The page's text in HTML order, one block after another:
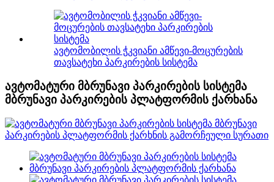
ავტომობილის ჭკვიანი ამწევი-მოცურების
თავსატეხი პარკირების სისტემა
ავტომატური მბრუნავი პარკირების სისტემა
მბრუნავი პარკირების პლატფორმის ქარხანა